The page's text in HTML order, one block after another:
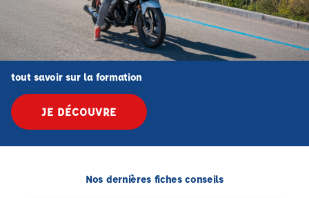
tout savoir sur la formation
JE DÉCOUVRE
Nos dernières fiches conseils